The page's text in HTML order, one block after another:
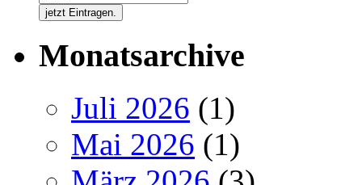
Monatsarchive
Juli 2026 (1)
Mai 2026 (1)